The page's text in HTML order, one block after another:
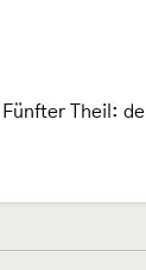
Theil: